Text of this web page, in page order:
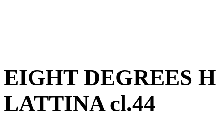
EIGHT DEGREES
LATTINA cl.44